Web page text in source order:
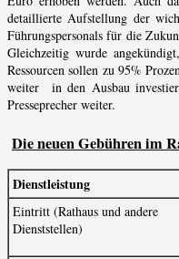
detaillierte Aufstellung der
Führungspersonals für die
Gleichzeitig wurde
Ressourcen sollen zu 95%
weiter in den Ausbau
Presseprecher weiter.
Die neuen Gebühren im
Dienstleistung
Eintritt (Rathaus und andere
Dienststellen)